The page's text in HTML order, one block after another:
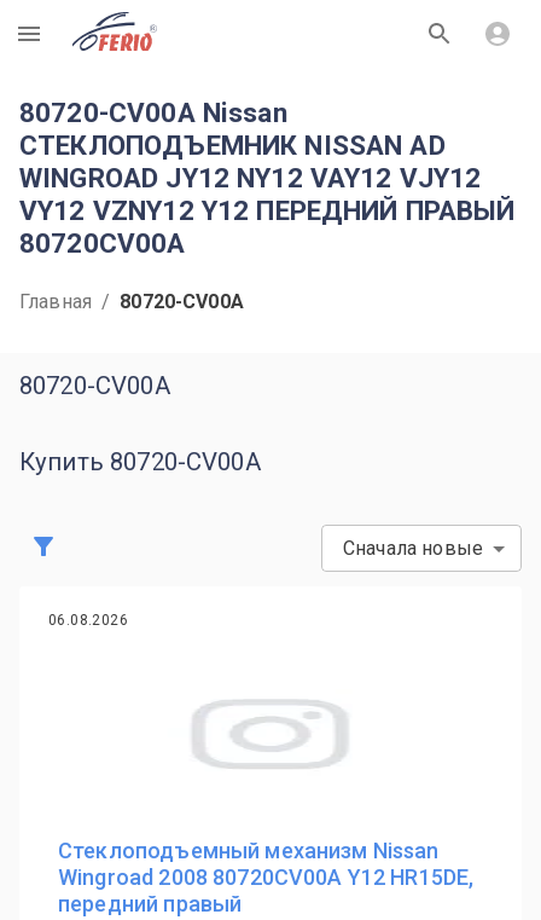
R
80720-CV00A Nissan
СТЕКЛОПОДЪЕМНИК NISSAN AD
WINGROAD JY12 NY12 VAY12 VJY12
VY12 VZNY12 Y12 ПЕРЕДНИЙ ПРАВЫЙ
80720CV00A
Главная / 80720-CV00A
80720-CV00A
Купить 80720-CV00A
Сначала новые
06.08.2026
Стеклоподъемный механизм Nissan
Wingroad 2008 80720CV00A Y12 HR15DE,
передний правый